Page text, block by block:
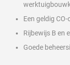
Een geldig
Rijbewijs B en
Goede